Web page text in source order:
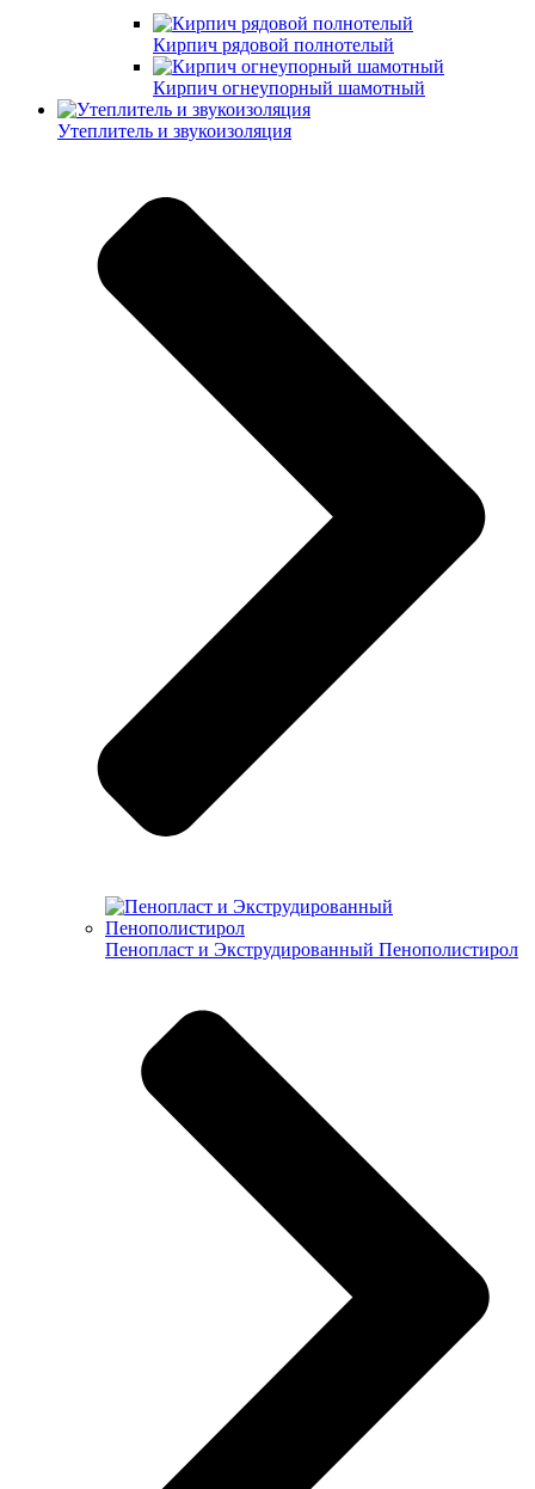
Кирпич рядовой полнотелый
Кирпич огнеупорный шамотный
Утеплитель и звукоизоляция
Пенопласт и Экструдированный Пенополистирол